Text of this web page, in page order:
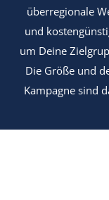
überregionale
und
um Deine
Die Größe und
Kampagne sind